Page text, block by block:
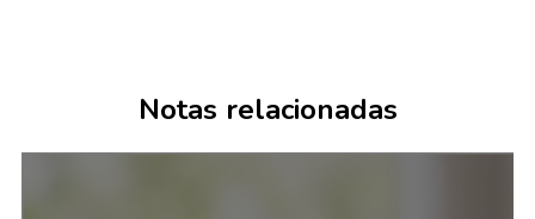
Notas relacionadas